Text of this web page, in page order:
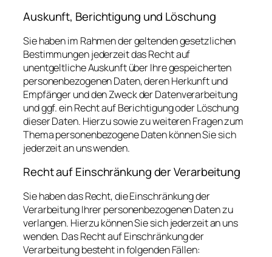
Auskunft, Berichtigung und Löschung
Sie haben im Rahmen der geltenden gesetzlichen
Bestimmungen jederzeit das Recht auf
unentgeltliche Auskunft über Ihre gespeicherten
personenbezogenen Daten, deren Herkunft und
Empfänger und den Zweck der Datenverarbeitung
und ggf. ein Recht auf Berichtigung oder Löschung
dieser Daten. Hierzu sowie zu weiteren Fragen zum
Thema personenbezogene Daten können Sie sich
jederzeit an uns wenden.
Recht auf Einschränkung der Verarbeitung
Sie haben das Recht, die Einschränkung der
Verarbeitung Ihrer personenbezogenen Daten zu
verlangen. Hierzu können Sie sich jederzeit an uns
wenden. Das Recht auf Einschränkung der
Verarbeitung besteht in folgenden Fällen: